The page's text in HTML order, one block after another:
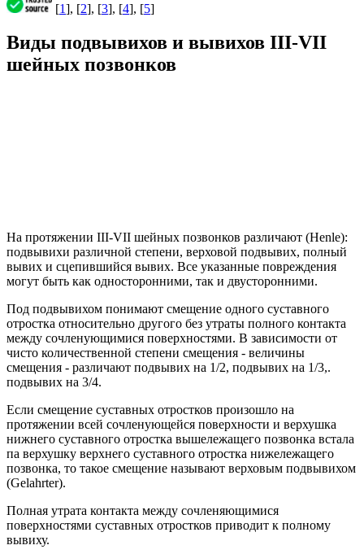
[1], [2], [3], [4], [5]
Виды подвывихов и вывихов III-VII
шейных позвонков
На протяжении III-VII шейных позвонков различают (Henle):
подвывихи различной степени, верховой подвывих, полный
вывих и сцепившийся вывих. Все указанные повреждения
могут быть как односторонними, так и двусторонними.
Под подвывихом понимают смещение одного суставного
отростка относительно другого без утраты полного контакта
между сочленующимися поверхностями. В зависимости от
чисто количественной степени смещения - величины
смещения - различают подвывих на 1/2, подвывих на 1/3,.
подвывих на 3/4.
Если смещение суставных отростков произошло на
протяжении всей сочленующейся поверхности и верхушка
нижнего суставного отростка вышележащего позвонка встала
па верхушку верхнего суставного отростка нижележащего
позвонка, то такое смещение называют верховым подвывихом
(Gelahrter).
Полная утрата контакта между сочленяющимися
поверхностями суставных отростков приводит к полному
вывиху.